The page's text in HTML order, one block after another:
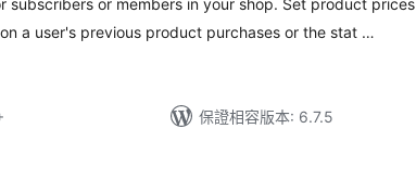
subscribers or members in your shop. Set product prices
a user's previous product purchases or the stat …
保證相容版本: 6.7.5